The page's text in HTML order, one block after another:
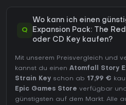
Q
Wo kann ich einen
Expansion Pack: The
oder CD Key kaufen?
Mit unserem Preisvergleich und
kannst du einen Atomfall Story
Strain Key schon ab 17,99 €
Epic Games Store verfügbar
günstigsten auf dem Markt. Alle